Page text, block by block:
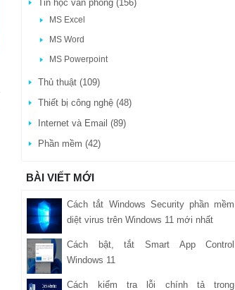
Tin học văn phòng (156)
MS Excel
MS Word
MS Powerpoint
Thủ thuật (109)
Thiết bị công nghệ (48)
Internet và Email (89)
Phần mềm (42)
BÀI VIẾT MỚI
Cách tắt Windows Security phần mềm
diệt virus trên Windows 11 mới nhất
Cách bật, tắt Smart App Control
Windows 11
Cách kiểm tra lỗi chính tả trong